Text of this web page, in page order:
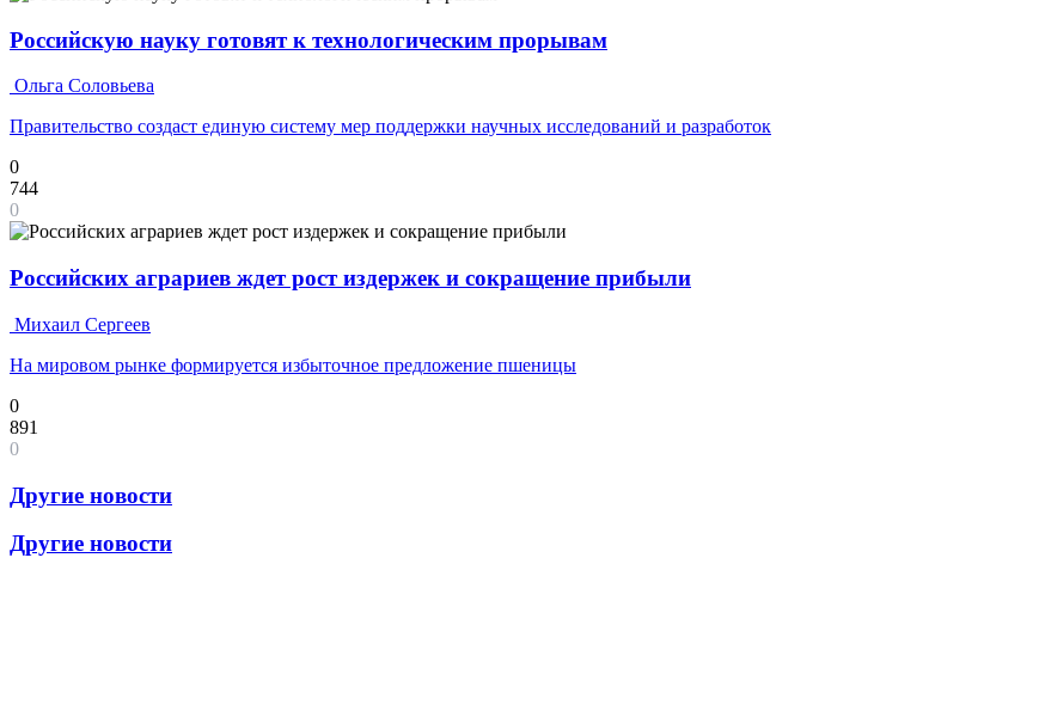
Российскую науку готовят к технологическим прорывам
Ольга Соловьева
Правительство создаст единую систему мер поддержки научных исследований и разработок
0
744
0
Российских аграриев ждет рост издержек и сокращение прибыли
Михаил Сергеев
На мировом рынке формируется избыточное предложение пшеницы
0
891
0
Другие новости
Другие новости